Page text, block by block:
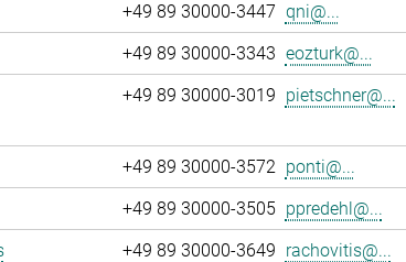
+49 89 30000-3447 qni@...
+49 89 30000-3343 eozturk@...
+49 89 30000-3019 pietschner@...
+49 89 30000-3572 ponti@...
+49 89 30000-3505 ppredehl@...
+49 89 30000-3649 rachovitis@...